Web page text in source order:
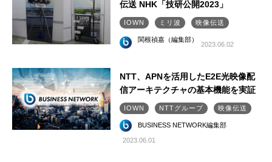
伝送 NHK「技研公開2023」
IOWN ミリ波 映像伝送
関根禎嘉（編集部）
2023.06.02
NTT、APNを活用したE2E光映像配
信アーキテクチャの基本機能を実証
IOWN NTTグループ 映像伝送
BUSINESS NETWORK編集部
2023.06.01